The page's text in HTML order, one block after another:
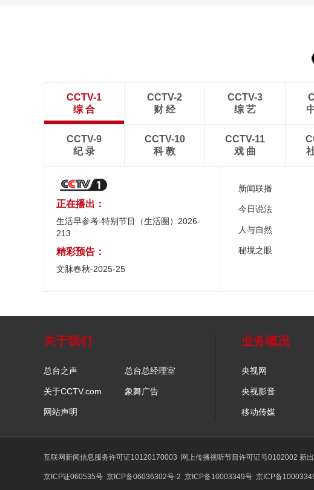
CCTV-1
综 合
CCTV-2
财 经
CCTV-3
综 艺
CCTV-9
纪 录
CCTV-10
科 教
CCTV-11
戏 曲
正在播出：
生活早参考-特别节目（生活圈）2026-
213
精彩预告：
文脉春秋-2025-25
新闻联播
今日说法
人与自然
秘境之眼
关于我们
总台之声 总台总经理室
关于CCTV.com 象舞广告
网站声明
业务概况
央视网
央视影音
移动传媒
互联网新闻信息服务许可证10120170003 网上传播视听节目许可证号0102002 新
京ICP证060535号 京ICP备06036302号-2 京ICP备10003349号 京ICP备